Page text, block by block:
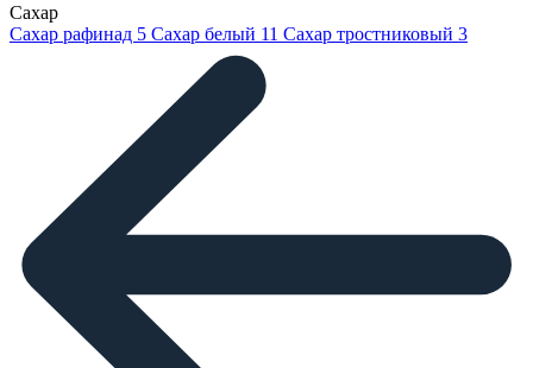
Сахар
Сахар рафинад 5 Сахар белый 11 Сахар тростниковый 3